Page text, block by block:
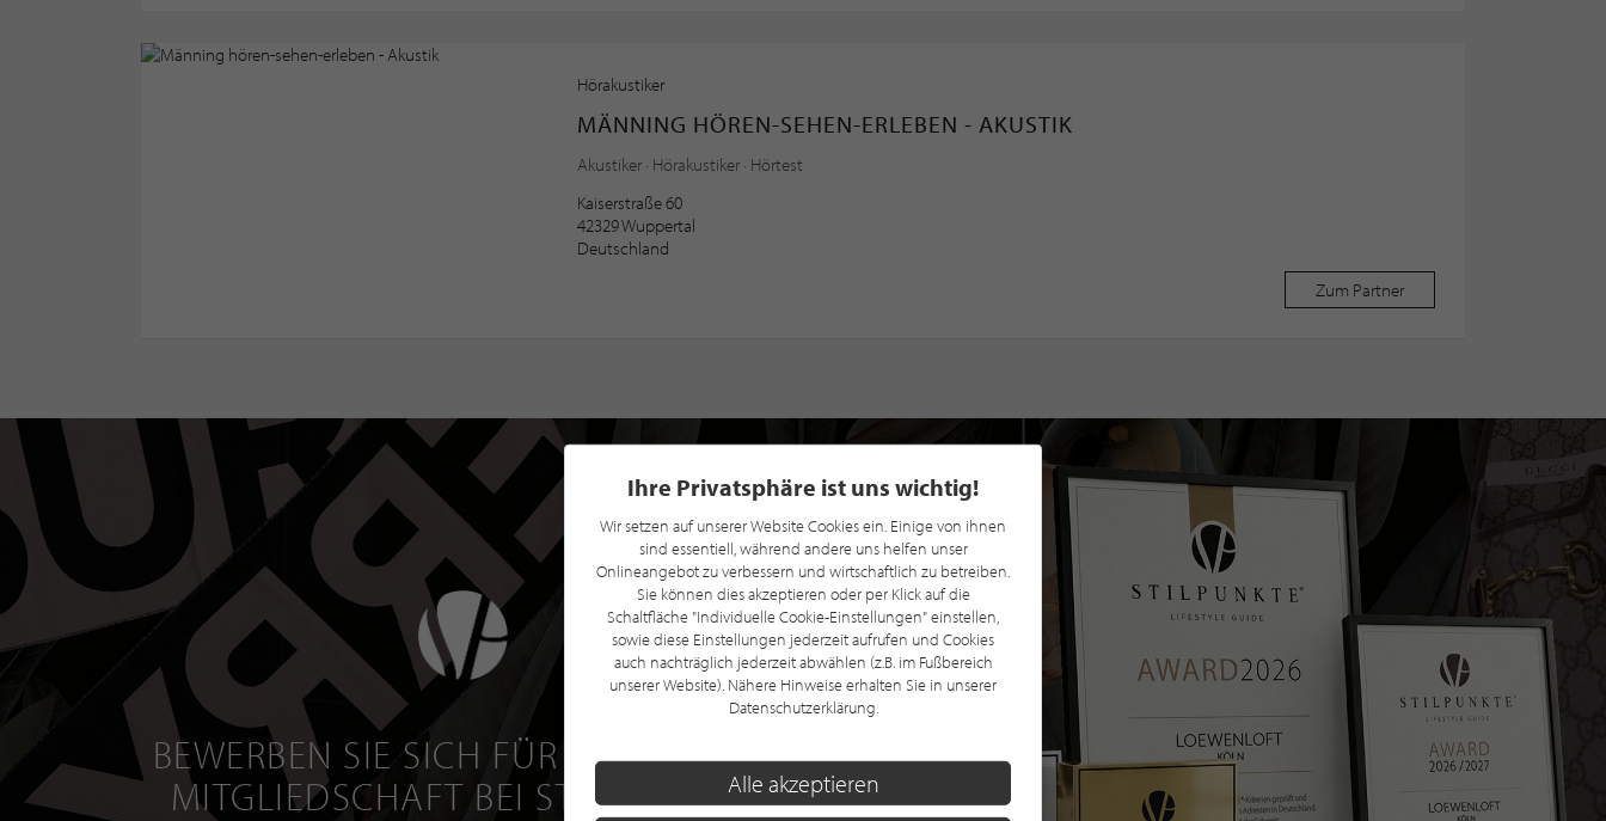
Hörakustiker
MÄNNING HÖREN-SEHEN-ERLEBEN - AKUSTIK
Akustiker · Hörakustiker · Hörtest
Kaiserstraße 60
42329 Wuppertal
Deutschland
Zum Partner
BEWERBEN SIE SICH FÜR EINE GRATIS
MITGLIEDSCHAFT BEI STILPUNKTE®
Ihre Privatsphäre ist uns wichtig!
Wir setzen auf unserer Website Cookies ein. Einige von ihnen
sind essentiell, während andere uns helfen unser
Onlineangebot zu verbessern und wirtschaftlich zu betreiben.
Sie können dies akzeptieren oder per Klick auf die
Schaltfläche "Individuelle Cookie-Einstellungen" einstellen,
sowie diese Einstellungen jederzeit aufrufen und Cookies
auch nachträglich jederzeit abwählen (z.B. im Fußbereich
unserer Website). Nähere Hinweise erhalten Sie in unserer
Datenschutzerklärung.
Alle akzeptieren